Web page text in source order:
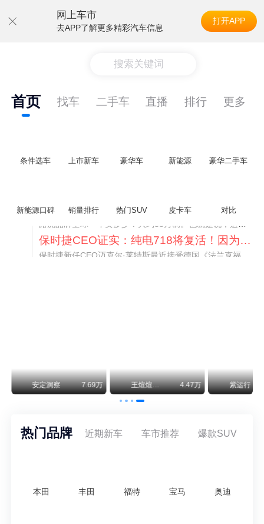
网上车市
去APP了解更多精彩汽车信息
打开APP
搜索关键词
首页 找车 二手车 直播 排行 更多
条件选车 上市新车 豪华车 新能源 豪华二手车
新能源口碑 销量排行 热门SUV 皮卡车 对比
神行者目标年销30万辆，要把路虎销量翻倍
保时捷CEO证实：纯电718将复活！因为奥迪需要
安定洞察 7.69万 王煊煊的爱车日记 4.47万 紫运行
热门品牌 近期新车 车市推荐 爆款SUV
本田 丰田 福特 宝马 奥迪